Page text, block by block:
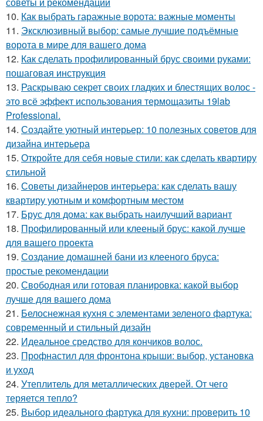
10. Как выбрать гаражные ворота: важные моменты
11. Эксклюзивный выбор: самые лучшие подъёмные
ворота в мире для вашего дома
12. Как сделать профилированный брус своими руками:
пошаговая инструкция
13. Раскрываю секрет своих гладких и блестящих волос -
это всё эффект использования термощазиты 19lab
Professional.
14. Создайте уютный интерьер: 10 полезных советов для
дизайна интерьера
15. Откройте для себя новые стили: как сделать квартиру
стильной
16. Советы дизайнеров интерьера: как сделать вашу
квартиру уютным и комфортным местом
17. Брус для дома: как выбрать наилучший вариант
18. Профилированный или клееный брус: какой лучше
для вашего проекта
19. Создание домашней бани из клееного бруса:
простые рекомендации
20. Свободная или готовая планировка: какой выбор
лучше для вашего дома
21. Белоснежная кухня с элементами зеленого фартука:
современный и стильный дизайн
22. Идеальное средство для кончиков волос.
23. Профнастил для фронтона крыши: выбор, установка
и уход
24. Утеплитель для металлических дверей. От чего
теряется тепло?
25. Выбор идеального фартука для кухни: проверить 10